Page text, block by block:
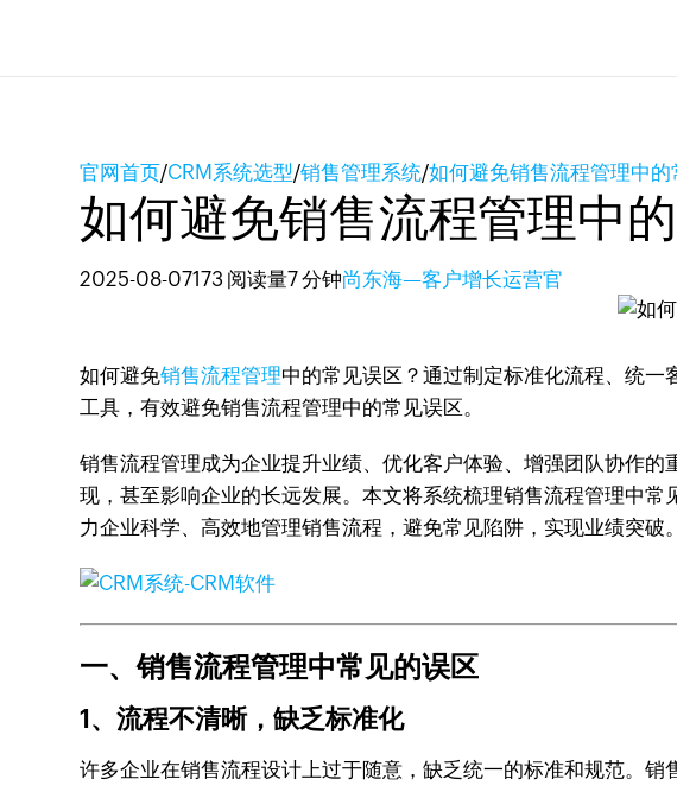
官网首页/CRM系统选型/销售管理系统/如何避免销售流程管理中的
如何避免销售流程管理中
2025-08-07173 阅读量7 分钟尚东海—客户增长运营官
如何避免销售流程管理中的常见误区？通过制定标准化流程、统
工具，有效避免销售流程管理中的常见误区。
销售流程管理成为企业提升业绩、优化客户体验、增强团队协作
现，甚至影响企业的长远发展。本文将系统梳理销售流程管理中
力企业科学、高效地管理销售流程，避免常见陷阱，实现业绩突破。
一、销售流程管理中常见的误区
1、流程不清晰，缺乏标准化
许多企业在销售流程设计上过于随意，缺乏统一的标准和规范。